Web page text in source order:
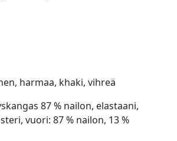
harmaa, khaki, vihreä
87 % nailon, elastaani,
vuori: 87 % nailon, 13 %